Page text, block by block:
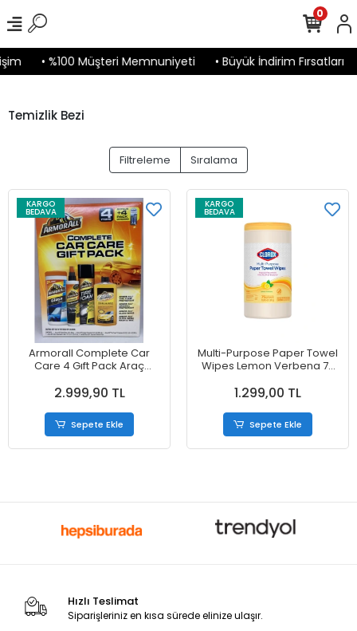
• %100 Müşteri Memnuniyeti • Büyük İndirim Fırsatları
0
Temizlik Bezi
Filtreleme Sıralama
KARGO
BEDAVA
Armorall Complete Car
Care 4 Gıft Pack Araç
2.999,90 TL
Sepete Ekle
KARGO
BEDAVA
Multi-Purpose Paper Towel
Wipes Lemon Verbena 75
1.299,00 TL
Sepete Ekle
Hızlı Teslimat
Siparişleriniz en kısa sürede elinize ulaşır.